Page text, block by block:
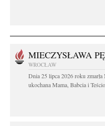
MIECZYSŁAWA
WROCŁAW
Dnia 25 lipca 2026 roku zmarła
ukochana Mama, Babcia i